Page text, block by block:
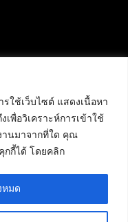
ใช้เว็บไซต์ แสดงเนื้อหา
พื่อวิเคราะห์การเข้าใช้
านมาจากที่ใด คุณ
กกี้ได้ โดยคลิก
หมด
ด 420/94 ถนน
ระเวศ
,